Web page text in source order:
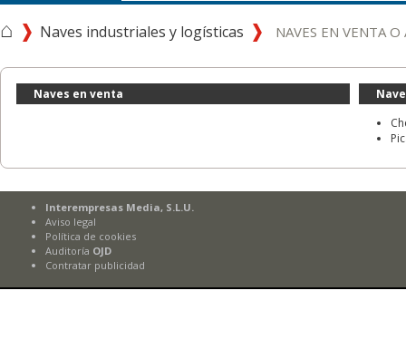
⌂ Naves industriales y logísticas NAVES EN VENTA
Naves en venta
Interempresas Media, S.L.U.
Aviso legal
Política de cookies
Auditoría OJD
Contratar publicidad